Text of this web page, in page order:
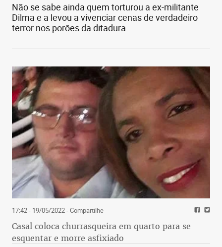
Não se sabe ainda quem torturou a ex-militante
Dilma e a levou a vivenciar cenas de verdadeiro
terror nos porões da ditadura
17:42 - 19/05/2022- Compartilhe
Casal coloca churrasqueira em quarto para se
esquentar e morre asfixiado